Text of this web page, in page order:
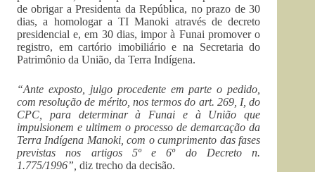
de obrigar a Presidenta da República, no prazo de 30
dias, a homologar a TI Manoki através de decreto
presidencial e, em 30 dias, impor à Funai promover o
registro, em cartório imobiliário e na Secretaria do
Patrimônio da União, da Terra Indígena.
“Ante exposto, julgo procedente em parte o pedido,
com resolução de mérito, nos termos do art. 269, I, do
CPC, para determinar à Funai e à União que
impulsionem e ultimem o processo de demarcação da
Terra Indígena Manoki, com o cumprimento das fases
previstas nos artigos 5º e 6º do Decreto n.
1.775/1996”, diz trecho da decisão.